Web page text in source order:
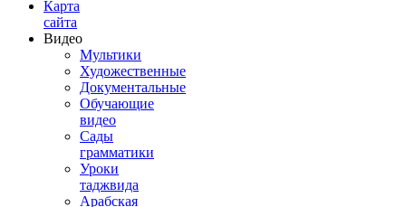
Карта
сайта
Видео
Мультики
Художественные
Документальные
Обучающие
видео
Сады
грамматики
Уроки
таджвида
Арабская